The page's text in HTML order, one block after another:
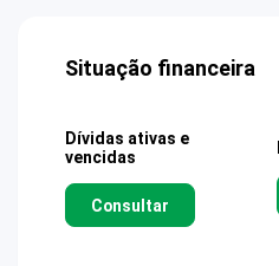
Situação financeira
Dívidas ativas e
vencidas
Consultar